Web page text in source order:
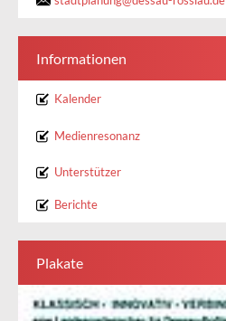
Informationen
Kalender
Medienresonanz
Unterstützer
Berichte
Plakate